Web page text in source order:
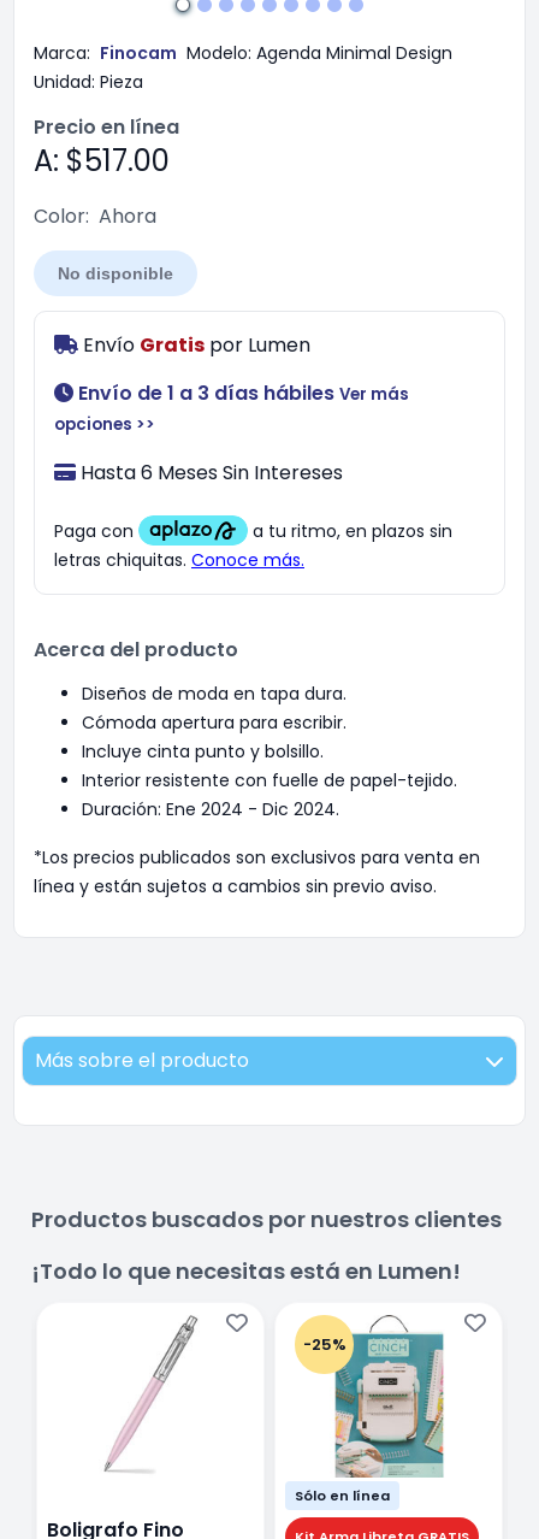
Marca: Finocam Modelo: Agenda Minimal Design
Unidad: Pieza
Precio en línea
A: $517.00
Color: Ahora
No disponible
Envío Gratis por Lumen
Envío de 1 a 3 días hábiles Ver más
opciones >>
Hasta 6 Meses Sin Intereses
Acerca del producto
Diseños de moda en tapa dura.
Cómoda apertura para escribir.
Incluye cinta punto y bolsillo.
Interior resistente con fuelle de papel-tejido.
Duración: Ene 2024 - Dic 2024.
*Los precios publicados son exclusivos para venta en
línea y están sujetos a cambios sin previo aviso.
Más sobre el producto
Productos buscados por nuestros clientes
¡Todo lo que necesitas está en Lumen!
Boligrafo Fino
-25%
Sólo en línea